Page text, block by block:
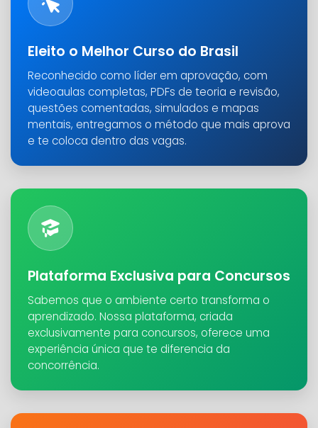
Eleito o Melhor Curso do Brasil
Reconhecido como líder em aprovação, com
videoaulas completas, PDFs de teoria e revisão,
questões comentadas, simulados e mapas
mentais, entregamos o método que mais aprova
e te coloca dentro das vagas.
Plataforma Exclusiva para Concursos
Sabemos que o ambiente certo transforma o
aprendizado. Nossa plataforma, criada
exclusivamente para concursos, oferece uma
experiência única que te diferencia da
concorrência.